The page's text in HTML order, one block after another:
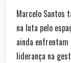
Marcelo Santos
na luta pelo
ainda
liderança na